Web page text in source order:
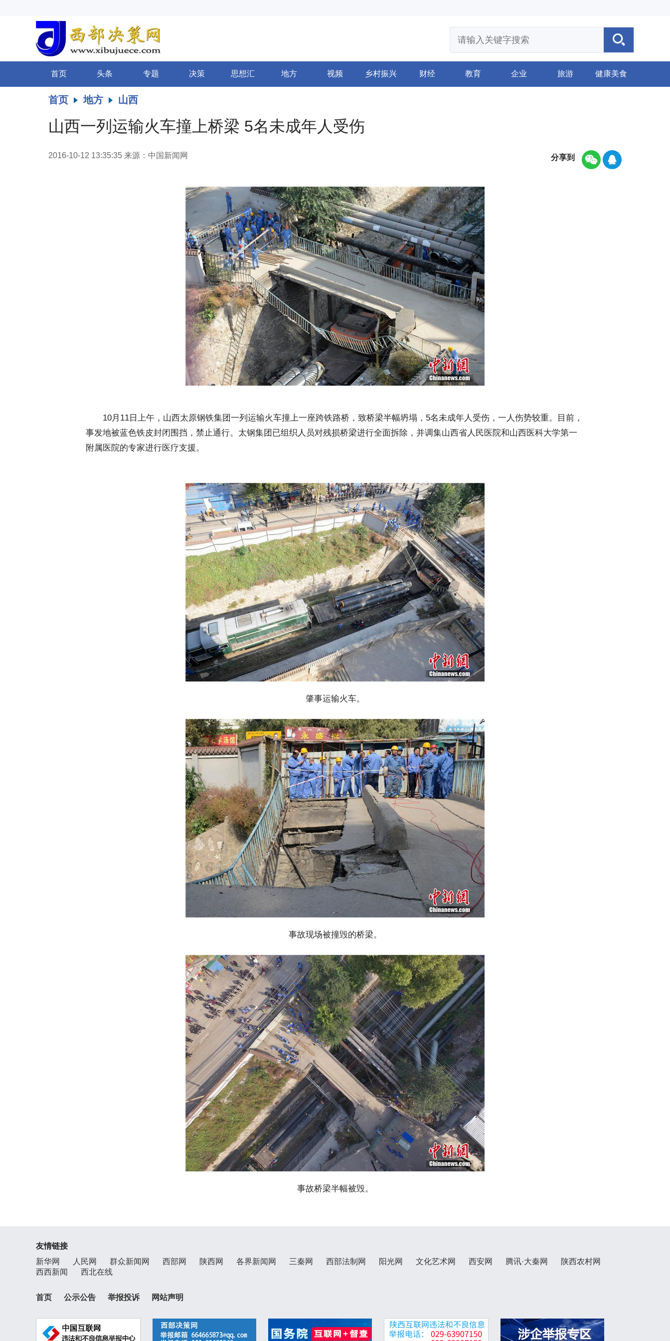
首页 头条 专题 决策 思想汇 地方 视频 乡村振兴 财经 教育 企业 旅游 健康美食
首页 地方 山西
山西一列运输火车撞上桥梁 5名未成年人受伤
2016-10-12 13:35:35 来源：中国新闻网 分享到
10月11日上午，山西太原钢铁集团一列运输火车撞上一座跨铁路桥，致桥梁半幅坍塌，5名未成年人受伤，一人伤势较重。目前，
事发地被蓝色铁皮封闭围挡，禁止通行。太钢集团已组织人员对残损桥梁进行全面拆除，并调集山西省人民医院和山西医科大学第一
附属医院的专家进行医疗支援。
肇事运输火车。
事故现场被撞毁的桥梁。
事故桥梁半幅被毁。
友情链接
新华网
人民网 群众新闻网 西部网 陕西网 各界新闻网 三秦网 西部法制网 阳光网 文化艺术网 西安网 腾讯·大秦网
陕西农村网
西西新闻
西北在线
首页 公示公告 举报投诉 网站声明